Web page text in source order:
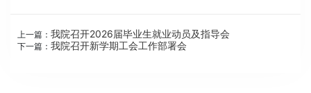
上一篇： 我院召开2026届毕业生就业动员及指导会
下一篇： 我院召开新学期工会工作部署会